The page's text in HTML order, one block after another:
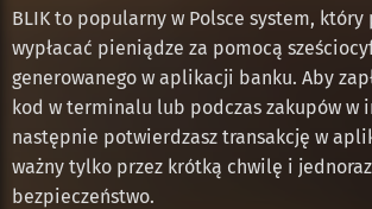
BLIK to popularny w Polsce system, który
wypłacać pieniądze za pomocą
generowanego w aplikacji banku. Aby
kod w terminalu lub podczas zakupów w
następnie potwierdzasz transakcję w
ważny tylko przez krótką chwilę i
bezpieczeństwo.